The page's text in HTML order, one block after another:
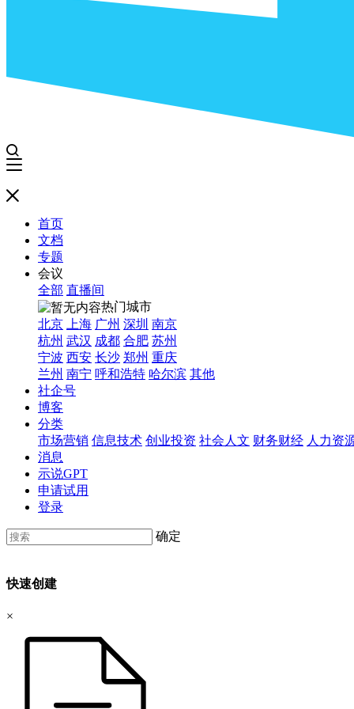
首页
文档
专题
会议
全部 直播间
热门城市
北京
上海 广州 深圳 南京
杭州 武汉 成都 合肥 苏州
宁波 西安 长沙 郑州 重庆
兰州 南宁 呼和浩特 哈尔滨 其他
社企号
博客
分类
市场营销 信息技术 创业投资 社会人文 财务财经 人力资
消息
示说GPT
申请试用
登录
确定
快速创建
×